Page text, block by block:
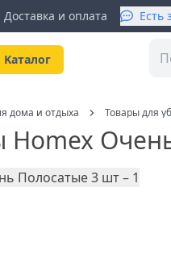
Доставка и оплата Есть
Kаталог
дома и отдыха Товары для
Homex